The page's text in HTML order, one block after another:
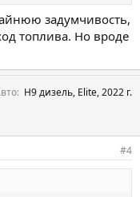
задумчивость,
топлива. Но вроде
Н9 дизель, Elite, 2022 г.
#4